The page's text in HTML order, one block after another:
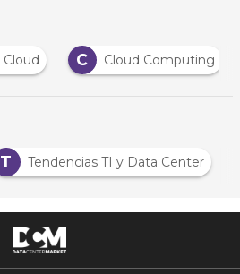
Cloud C Cloud Computing
T Tendencias TI y Data Center